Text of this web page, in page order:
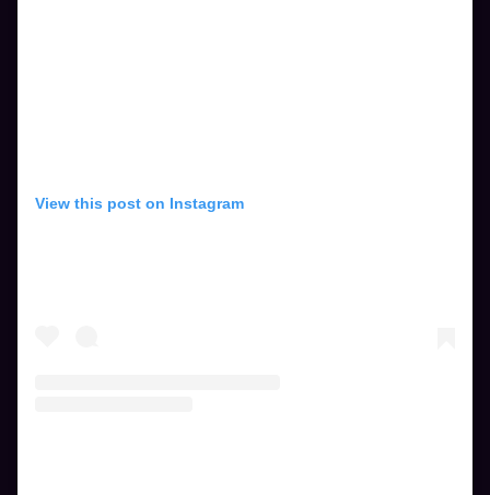
View this post on Instagram